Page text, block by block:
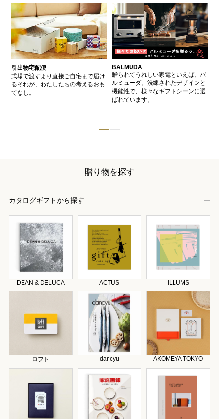
引出物宅配便
式場で渡すより直接ご自宅まで届け
るそれが、わたしたちの考えるおも
てなし。
BALMUDA
贈られてうれしい家電といえば、バ
ルミューダ。洗練されたデザインと
機能性で、様々なギフトシーンに選
ばれています。
贈り物を探す
カタログギフトから探す
DEAN & DELUCA ACTUS ILLUMS
ロフト dancyu AKOMEYA TOKYO